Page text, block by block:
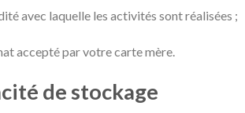
avec laquelle les activités sont réalisées ;
accepté par votre carte mère.
de stockage